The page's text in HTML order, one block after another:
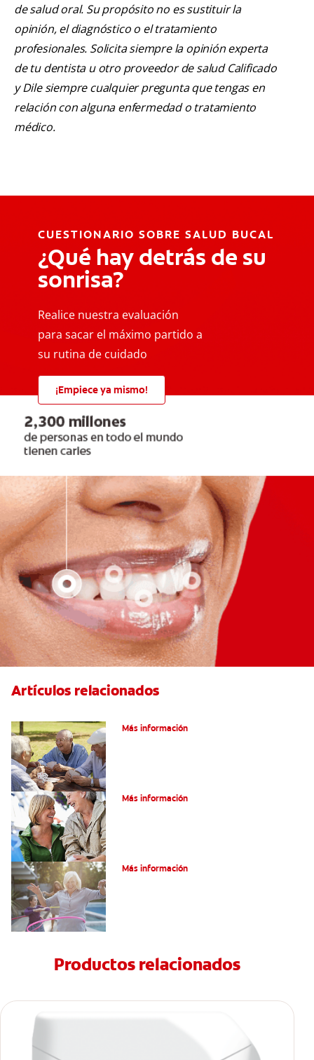
de salud oral. Su propósito no es sustituir la
opinión, el diagnóstico o el tratamiento
profesionales. Solicita siempre la opinión experta
de tu dentista u otro proveedor de salud Calificado
y Dile siempre cualquier pregunta que tengas en
relación con alguna enfermedad o tratamiento
médico.
CUESTIONARIO SOBRE SALUD BUCAL
¿Qué hay detrás de su
sonrisa?
Realice nuestra evaluación
para sacar el máximo partido a
su rutina de cuidado
¡Empiece ya mismo!
Artículos relacionados
Más información
Más información
Más información
Productos relacionados